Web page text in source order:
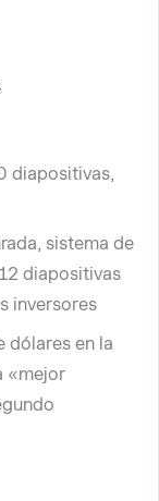
diapositivas,
sistema de
diapositivas
inversores
dólares en la
«mejor